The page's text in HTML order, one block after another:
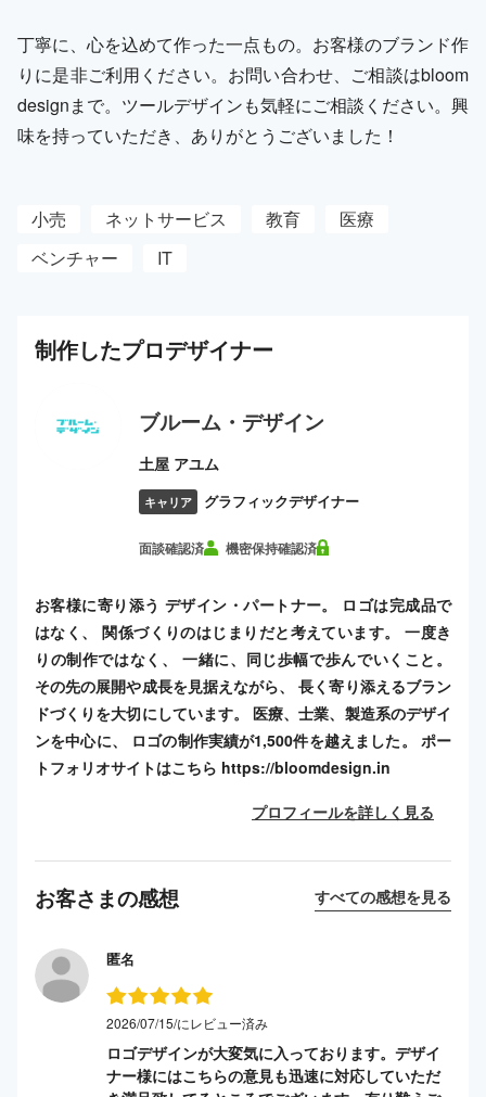
丁寧に、心を込めて作った一点もの。お客様のブランド作
りに是非ご利用ください。お問い合わせ、ご相談はbloom
designまで。ツールデザインも気軽にご相談ください。興
味を持っていただき、ありがとうございました！
小売 ネットサービス 教育
医療
ベンチャー
IT
制作したプロデザイナー
ブルーム・デザイン
土屋 アユム
キャリア グラフィックデザイナー
面談確認済 機密保持確認済
お客様に寄り添う デザイン・パートナー。 ロゴは完成品で
はなく、 関係づくりのはじまりだと考えています。 一度き
りの制作ではなく、 一緒に、同じ歩幅で歩んでいくこと。
その先の展開や成長を見据えながら、 長く寄り添えるブラン
ドづくりを大切にしています。 医療、士業、製造系のデザイ
ンを中心に、 ロゴの制作実績が1,500件を越えました。 ポー
トフォリオサイトはこちら https://bloomdesign.in
プロフィールを詳しく見る
お客さまの感想 すべての感想を見る
匿名
2026/07/15/にレビュー済み
ロゴデザインが大変気に入っております。デザイ
ナー様にはこちらの意見も迅速に対応していただ